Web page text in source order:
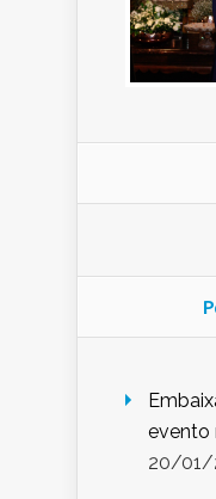
evento
20/01/